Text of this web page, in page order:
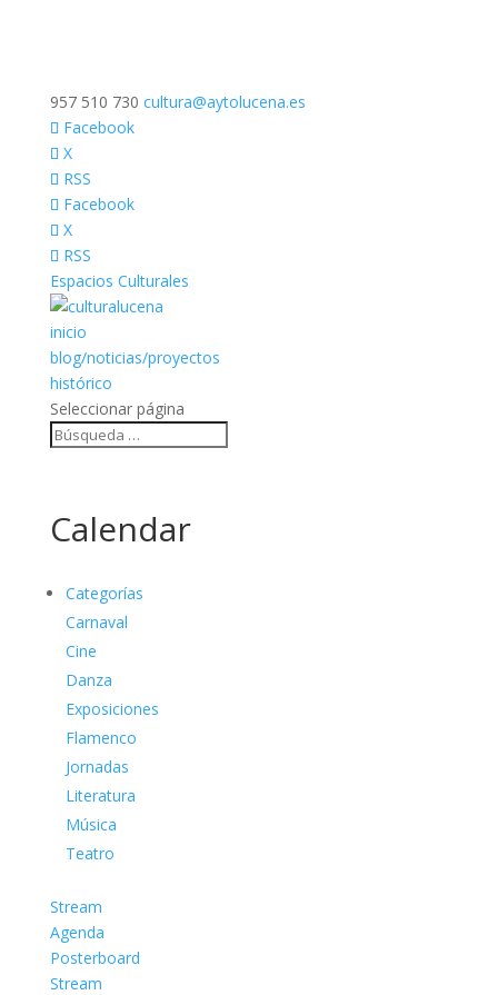
957 510 730 cultura@aytolucena.es
Facebook
X
RSS
Facebook
X
RSS
Espacios Culturales
inicio
blog/noticias/proyectos
histórico
Seleccionar página
Calendar
Categorías
Carnaval
Cine
Danza
Exposiciones
Flamenco
Jornadas
Literatura
Música
Teatro
Stream
Agenda
Posterboard
Stream